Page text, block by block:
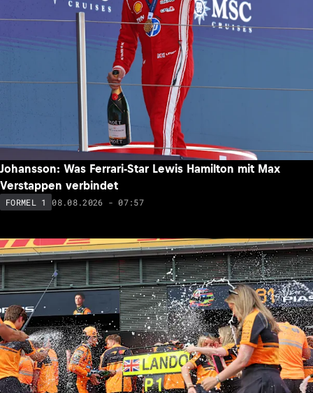
Johansson: Was Ferrari-Star Lewis Hamilton mit Max
Verstappen verbindet
FORMEL 1 08.08.2026 - 07:57